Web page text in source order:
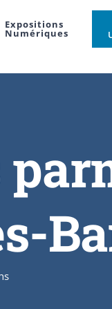
Expositions
Numériques